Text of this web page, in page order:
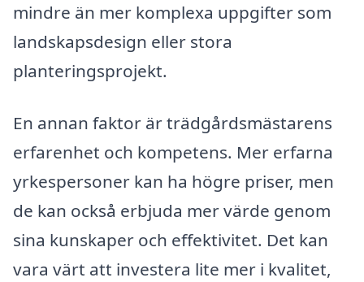
mindre än mer komplexa uppgifter som
landskapsdesign eller stora
planteringsprojekt.
En annan faktor är trädgårdsmästarens
erfarenhet och kompetens. Mer erfarna
yrkespersoner kan ha högre priser, men
de kan också erbjuda mer värde genom
sina kunskaper och effektivitet. Det kan
vara värt att investera lite mer i kvalitet,